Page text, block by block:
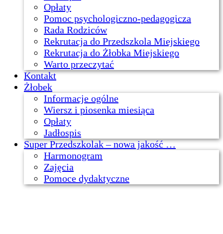
Opłaty
Pomoc psychologiczno-pedagogicza
Rada Rodziców
Rekrutacja do Przedszkola Miejskiego
Rekrutacja do Żłobka Miejskiego
Warto przeczytać
Kontakt
Żłobek
Informacje ogólne
Wiersz i piosenka miesiąca
Opłaty
Jadłospis
Super Przedszkolak – nowa jakość …
Harmonogram
Zajęcia
Pomoce dydaktyczne